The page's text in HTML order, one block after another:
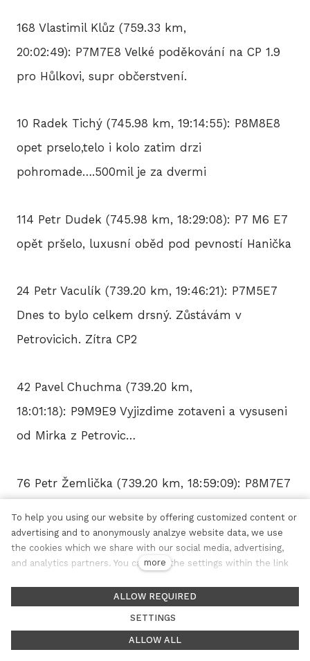
168 Vlastimil Klůz (759.33 km,
20:02:49): P7M7E8 Velké poděkování na CP 1.9
pro Hůlkovi, supr občerstvení.
10 Radek Tichý (745.98 km, 19:14:55): P8M8E8
opet prselo,telo i kolo zatim drzi
pohromade….500mil je za dvermi
114 Petr Dudek (745.98 km, 18:29:08): P7 M6 E7
opět pršelo, luxusní oběd pod pevností Hanička
24 Petr Vaculík (739.20 km, 19:46:21): P7M5E7
Dnes to bylo celkem drsný. Zůstávám v
Petrovicich. Zítra CP2
42 Pavel Chuchma (739.20 km,
18:01:18): P9M9E9 Vyjizdime zotaveni a vysuseni
od Mirka z Petrovic…
76 Petr Žemlička (739.20 km, 18:59:09): P8M7E7
111 Miroslav Hruška (739.20 km, 19:41:53): ceske
Hanicku a naaadhera
111 Miroslav Hruška (739.20 km,
To help you using our website by offering customized content or
advertising and to anonymously analzye website data, we use
the cookies which we share with our social media, advertising,
and analytics partners. You can edit the settings within the link
site. See our General Data Protection Policy for more details. Do
you agree with the use of cookies?
more
ALLOW REQUIRED
SETTINGS
ALLOW ALL